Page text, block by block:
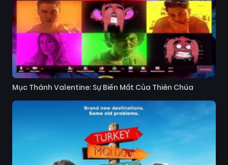
Mục Thánh Valentine: Sự Biến Mất Của Thiên Chúa